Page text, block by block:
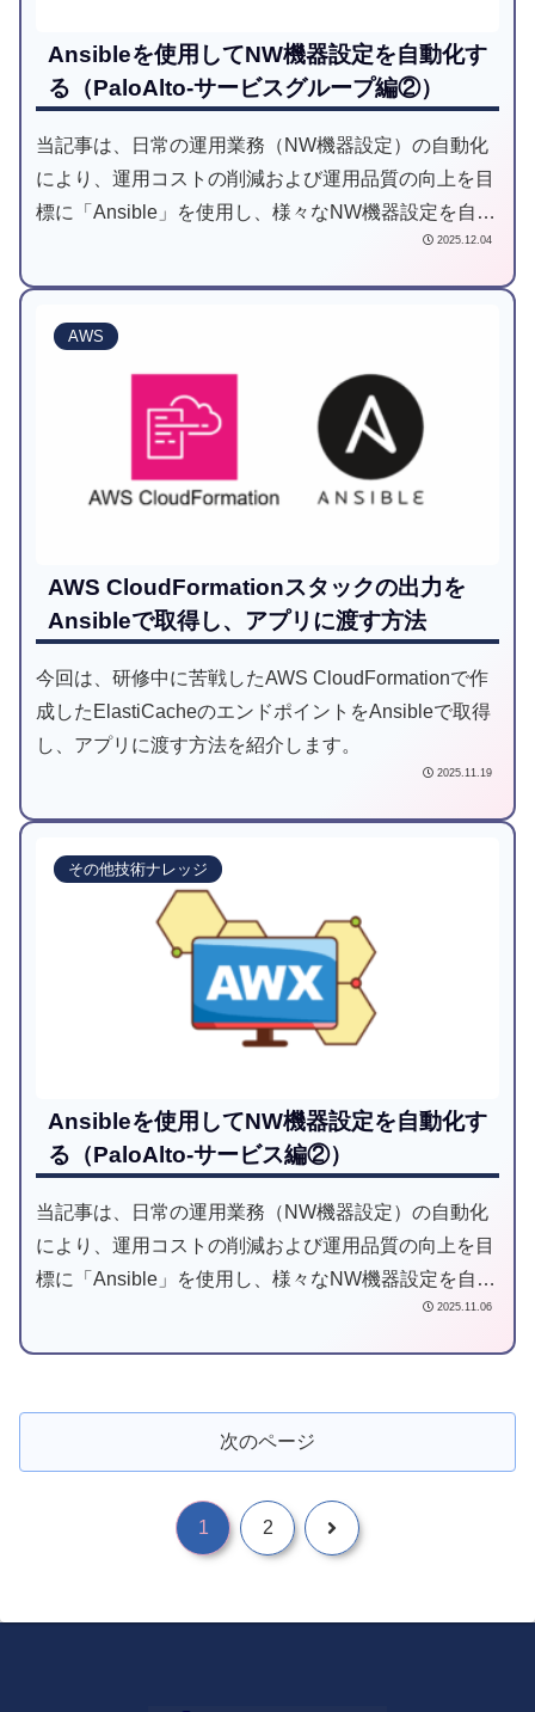
Ansibleを使用してNW機器設定を自動化す
る（PaloAlto-サービスグループ編②）
当記事は、日常の運用業務（NW機器設定）の自動化
により、運用コストの削減および運用品質の向上を目
標に「Ansible」を使用し、様々なNW機器設定を自動
2025.12.04
AWS
AWS CloudFormationスタックの出力を
Ansibleで取得し、アプリに渡す方法
今回は、研修中に苦戦したAWS CloudFormationで作
成したElastiCacheのエンドポイントをAnsibleで取得
し、アプリに渡す方法を紹介します。
2025.11.19
その他技術ナレッジ
Ansibleを使用してNW機器設定を自動化す
る（PaloAlto-サービス編②）
当記事は、日常の運用業務（NW機器設定）の自動化
により、運用コストの削減および運用品質の向上を目
標に「Ansible」を使用し、様々なNW機器設定を自動
2025.11.06
次のページ
1 2